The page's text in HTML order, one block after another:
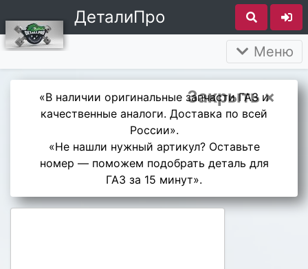
ДеталиПро
Меню
Закрыть ×
«В наличии оригинальные запчасти ГАЗ и
качественные аналоги. Доставка по всей
России».
«Не нашли нужный артикул? Оставьте
номер — поможем подобрать деталь для
ГАЗ за 15 минут».